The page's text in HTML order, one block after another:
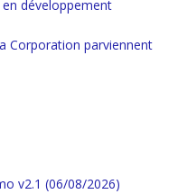
en développement
Corporation parviennent
v2.1 (06/08/2026)